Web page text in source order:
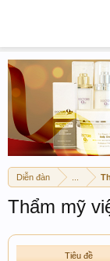
Diễn đàn
Thẩm mỹ
Tiêu đề